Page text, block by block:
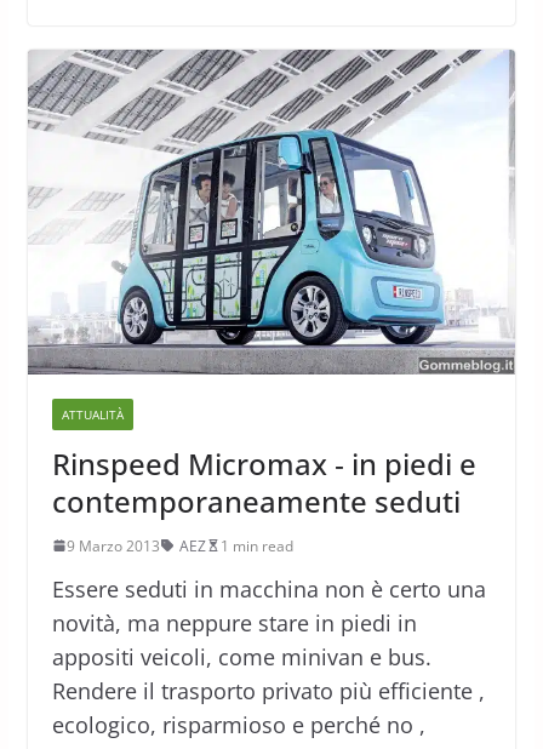
ATTUALITÀ
Rinspeed Micromax ‐ in piedi e
contemporaneamente seduti
9 Marzo 2013 AEZ 1 min read
Essere seduti in macchina non è certo una
novità, ma neppure stare in piedi in
appositi veicoli, come minivan e bus.
Rendere il trasporto privato più efficiente ,
ecologico, risparmioso e perché no ,